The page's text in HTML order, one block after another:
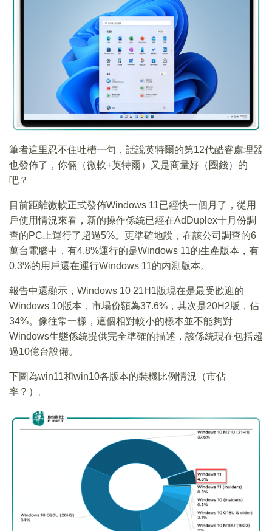
筆者這里忍不住吐槽一句，話說英特爾的第12代酷睿處理器
也發佈了，你倆（微軟+英特爾）又是商量好（圈錢）的
吧？
目前距離微軟正式發佈Windows 11已經快一個月了，從用
戶使用情況來看，新的操作係統已經在AdDuplex十月份調
查的PC上運行了超過5%。更準確地說，在該公司調查的6
萬台電腦中，有4.8%運行的是Windows 11的生產版本，有
0.3%的用戶還在運行Windows 11的内測版本。
報告中還顯示，Windows 10 21H1版現在是最受歡迎的
Windows 10版本，市場份額為37.6%，其次是20H2版，佔
34%。像往常一樣，這個相對較小的樣本並不能夠對
Windows生態係統提供完全準確的描述，該係統現在包括超
過10億台設備。
下圖為win11和win10各版本的裝機比例情況（市佔
率？）。